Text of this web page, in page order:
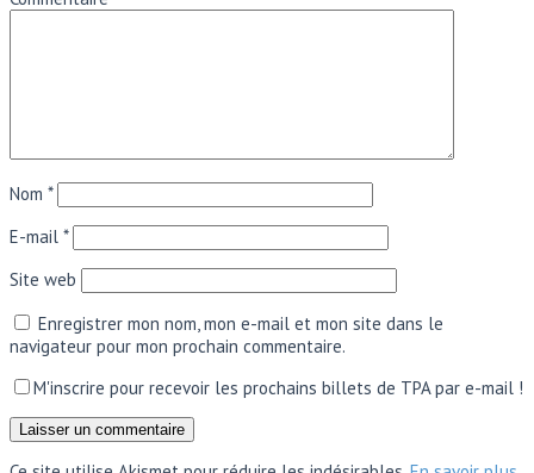
Nom *
E-mail *
Site web
Enregistrer mon nom, mon e-mail et mon site dans le
navigateur pour mon prochain commentaire.
M'inscrire pour recevoir les prochains billets de TPA par e-mail !